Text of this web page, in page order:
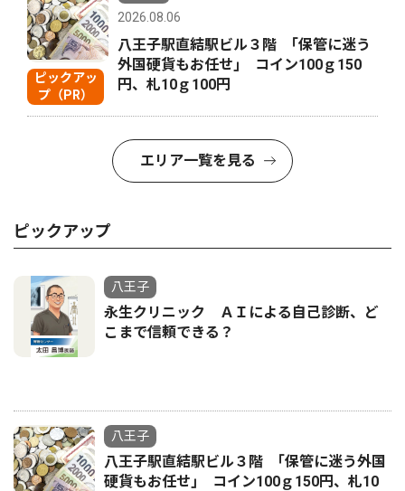
ピックアッ
プ（PR）
2026.08.06
八王子駅直結駅ビル３階 ｢保管に迷う
外国硬貨もお任せ｣ コイン100ｇ150
円、札10ｇ100円
エリア一覧を見る
ピックアップ
八王子
永生クリニック ＡＩによる自己診断、ど
こまで信頼できる？
八王子
八王子駅直結駅ビル３階 ｢保管に迷う外国
硬貨もお任せ｣ コイン100ｇ150円、札10